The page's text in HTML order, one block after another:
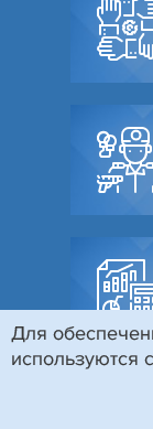
Для
используются